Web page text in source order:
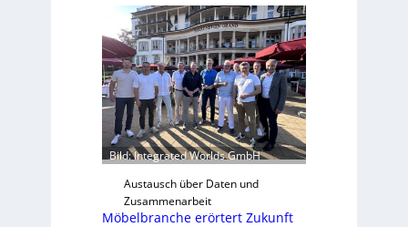
u
c
o
l
ä
d
t
z
u
r
H
a
u
Bild: Integrated Worlds GmbH
Austausch über Daten und
Zusammenarbeit
Möbelbranche erörtert Zukunft